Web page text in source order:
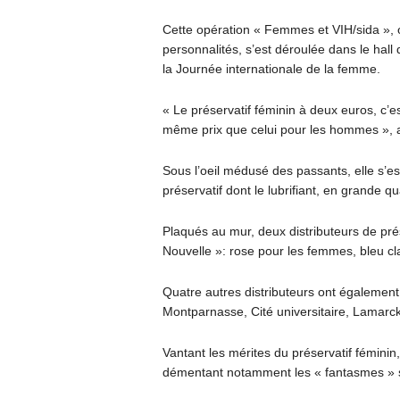
Cette opération « Femmes et VIH/sida »,
personnalités, s’est déroulée dans le
la Journée internationale de la femme.
« Le préservatif féminin à deux euros,
même prix que celui pour les hommes »,
Sous l’oeil médusé des passants, elle
préservatif dont le lubrifiant, en grande
Plaqués au mur, deux distributeurs de
Nouvelle »: rose pour les femmes, bleu
Quatre autres distributeurs ont
Montparnasse, Cité universitaire,
Vantant les mérites du préservatif
démentant notamment les « fantasmes